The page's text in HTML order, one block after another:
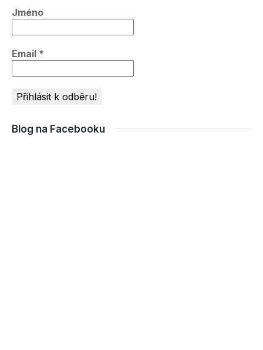
Jméno
Email *
Blog na Facebooku